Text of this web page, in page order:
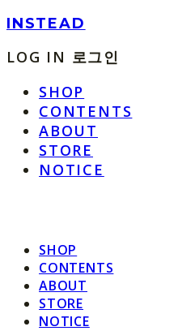
INSTEAD
LOG IN 로그인
SHOP
CONTENTS
ABOUT
STORE
NOTICE
SHOP
CONTENTS
ABOUT
STORE
NOTICE